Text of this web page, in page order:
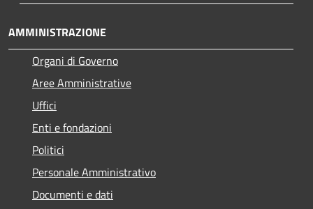
AMMINISTRAZIONE
Organi di Governo
Aree Amministrative
Uffici
Enti e fondazioni
Politici
Personale Amministrativo
Documenti e dati